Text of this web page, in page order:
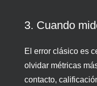
3. Cuando
El error clásico es
olvidar métricas
contacto,